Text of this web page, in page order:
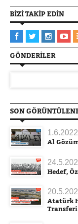
BIZI TAKIP EDIN
GÖNDERILER
SON
Al
Hedef,
Atatürk
Transferi